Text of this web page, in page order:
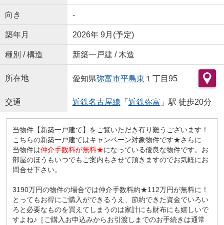
向き -
築年月 2026年 9月(予定)
種別 / 構造 新築一戸建 / 木造
所在地 愛知県弥富市平島東 １丁目95
交通 近鉄名古屋線 「 近鉄弥富 」駅 徒歩20分
当物件【新築一戸建て】をご覧いただき有り難うございます！
こちらの新築一戸建てはキャンペーン対象物件です★さらに
当物件は仲介手数料が無料★になっている優良な物件です。お
部屋のほうもいつでもご案内もさせて頂きますのでお気軽にお
問合せ下さい。
3190万円の物件の場合では仲介手数料約★112万円が無料に！
とってもお得にご購入ができるうえ、節約できた資金でいろい
ろと必要なものを買えてしまうのは家計にも財布にも嬉しいで
すよね♪［ご購入お申込みからお引渡しまでのお手続きは通常